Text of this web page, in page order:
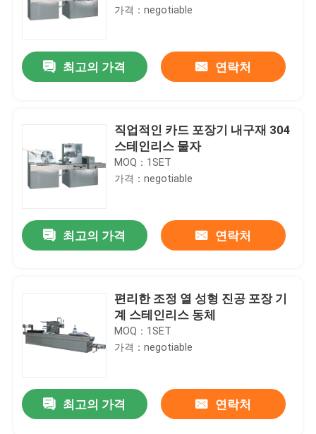
가격：negotiable
최고의 가격 연락처
직업적인 카드 포장기 내구재 304
스테인리스 물자
MOQ：1SET
가격：negotiable
최고의 가격 연락처
편리한 조정 열 성형 진공 포장 기
계 스테인리스 동체
MOQ：1SET
가격：negotiable
최고의 가격 연락처